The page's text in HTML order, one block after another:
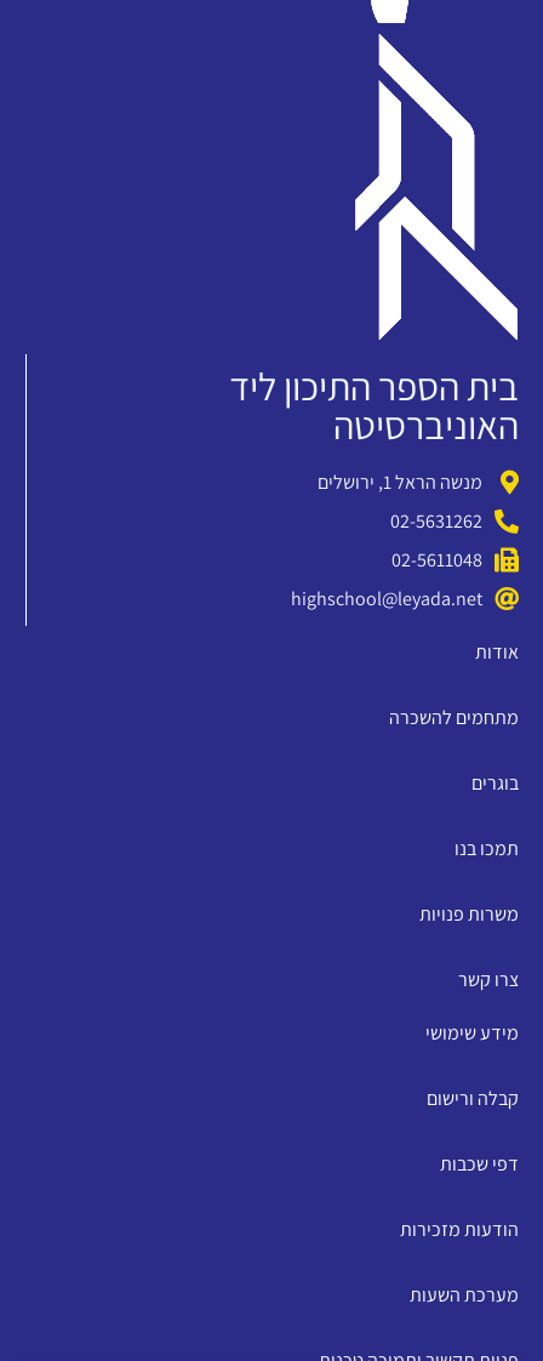
בית הספר התיכון ליד
האוניברסיטה
מנשה הראל 1, ירושלים
02-5631262
02-5611048
highschool@leyada.net
אודות
מתחמים להשכרה
בוגרים
תמכו בנו
משרות פנויות
צרו קשר
מידע שימושי
קבלה ורישום
דפי שכבות
הודעות מזכירות
מערכת השעות